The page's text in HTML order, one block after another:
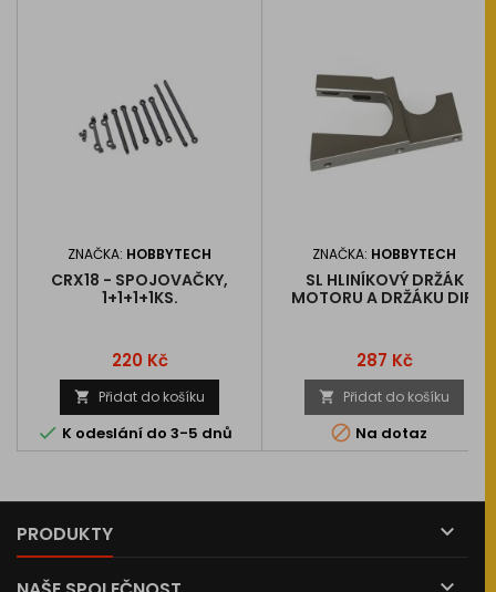
ZNAČKA: HOBBYTECH
CRX18 - SPOJOVAČKY,
1+1+1+1KS.
Cena
220 Kč
 Přidat do košíku
 K odeslání do 3-5 dnů
ZNAČKA: HOBBYTECH
SL HLINÍKOVÝ DRŽÁK
MOTORU A DRŽÁKU DIF.
Cena
287 Kč
 Přidat do košíku
 Na dotaz
PRODUKTY 